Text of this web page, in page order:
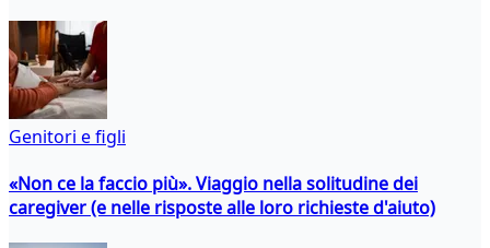
Genitori e figli
«Non ce la faccio più». Viaggio nella solitudine dei
caregiver (e nelle risposte alle loro richieste d'aiuto)